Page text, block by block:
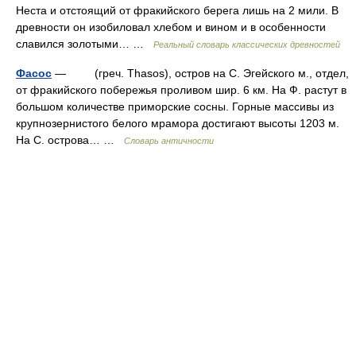
Неста и отстоящий от фракийского берега лишь на 2 мили. В
древности он изобиловал хлебом и вином и в особенности
славился золотыми… …
Реальный словарь классических древностей
Фасос — (греч. Thasos), остров на С. Эгейского м., отдел,
от фракийского побережья проливом шир. 6 км. На Ф. растут в
большом количестве приморские сосны. Горные массивы из
крупнозернистого белого мрамора достигают высоты 1203 м.
На С. острова… …
Словарь античности